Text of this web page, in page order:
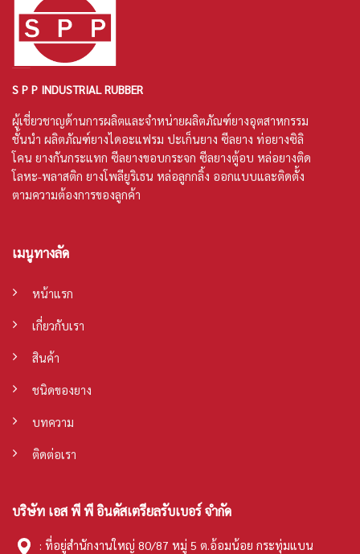
S P P INDUSTRIAL RUBBER
ผู้เชี่ยวชาญด้านการผลิตและจำหน่ายผลิตภัณฑ์ยางอุตสาหกรรม
ชั้นนำ ผลิตภัณฑ์ยางไดอะแฟรม ปะเก็นยาง ซีลยาง ท่อยางซิลิ
โคน ยางกันกระแทก ซีลยางขอบกระจก ซีลยางตู้อบ หล่อยางติด
โลหะ-พลาสติก ยางโพลียูริเธน หล่อลูกกลิ้ง ออกแบบและติดตั้ง
ตามความต้องการของลูกค้า
เมนูทางลัด
หน้าแรก
เกี่ยวกับเรา
สินค้า
ชนิดของยาง
บทความ
ติดต่อเรา
บริษัท เอส พี พี อินดัสเตรียลรับเบอร์ จำกัด
: ที่อยู่สำนักงานใหญ่ 80/87 หมู่ 5 ต.อ้อมน้อย กระทุ่มแบน